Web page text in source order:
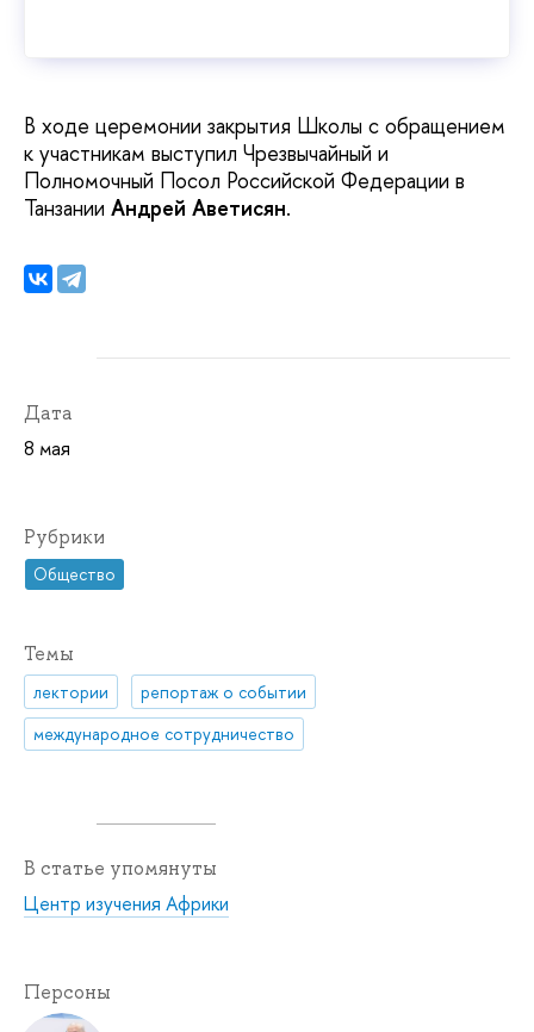
В ходе церемонии закрытия Школы с обращением
к участникам выступил Чрезвычайный и
Полномочный Посол Российской Федерации в
Танзании Андрей Аветисян.
Дата
8 мая
Рубрики
Общество
Темы
лектории
репортаж о событии
международное сотрудничество
В статье упомянуты
Центр изучения Африки
Персоны